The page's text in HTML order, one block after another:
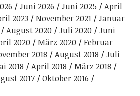
Juni 2026 Juni 2025
April
2023 November 2021
Januar
August 2020 Juli 2020
Juni
2020 März 2020
Februar
2018 August 2018
Juli
2018 April 2018
März 2018
2017
Oktober 2016